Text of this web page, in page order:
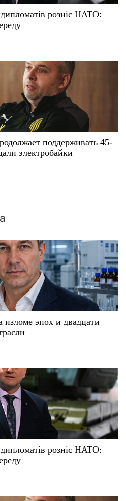
розніс НАТО:
поддерживать 45-
электробайки
эпох и двадцати
розніс НАТО: